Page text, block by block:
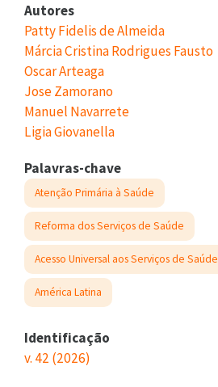
Autores
Patty Fidelis de Almeida
Márcia Cristina Rodrigues Fausto
Oscar Arteaga
Jose Zamorano
Manuel Navarrete
Ligia Giovanella
Palavras-chave
Atenção Primária à Saúde
Reforma dos Serviços de Saúde
Acesso Universal aos Serviços de Saúde
América Latina
Identificação
v. 42 (2026)